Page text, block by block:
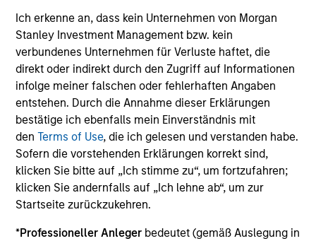
Ich erkenne an, dass kein Unternehmen von Morgan
Stanley Investment Management bzw. kein
verbundenes Unternehmen für Verluste haftet, die
direkt oder indirekt durch den Zugriff auf Informationen
infolge meiner falschen oder fehlerhaften Angaben
entstehen. Durch die Annahme dieser Erklärungen
bestätige ich ebenfalls mein Einverständnis mit
denTerms of Use, die ich gelesen und verstanden habe.
Sofern die vorstehenden Erklärungen korrekt sind,
klicken Sie bitte auf „Ich stimme zu“, um fortzufahren;
klicken Sie andernfalls auf „Ich lehne ab“, um zur
Startseite zurückzukehren.
*Professioneller Anleger bedeutet (gemäß Auslegung in
sowie den Kosten und Gebühren des Fonds auseinander,
bevor Sie eine Anlageentscheidung treffen.
Der Einsatz von Fremdkapital erhöht die Risiken, so dass
eine relativ kleine Bewegung im Wert einer Anlage zu einer
unverhältnismäßig großen Bewegung, sowohl im negativen
als auch im positiven Sinne, im Wert dieser Anlage und
damit auch im Wert des Fonds führen kann.
Die auf dieser Webseite verfügbaren Unterlagen beziehen
sich auf mehrere Teilfonds der Morgan Stanley Investment
Management Funds-Reihe. Bitte beachten Sie, dass nicht
alle Teilfonds in allen Ländern verfügbar sind und Teilfonds
nicht für Personen mit Wohnsitz in Ländern verfügbar sind,
in denen die Weitergabe bzw. Verfügbarkeit des Materials
zuwiderlaufen würde.